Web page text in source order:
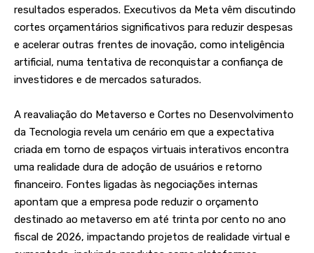
resultados esperados. Executivos da Meta vêm discutindo
cortes orçamentários significativos para reduzir despesas
e acelerar outras frentes de inovação, como inteligência
artificial, numa tentativa de reconquistar a confiança de
investidores e de mercados saturados.
A reavaliação do Metaverso e Cortes no Desenvolvimento
da Tecnologia revela um cenário em que a expectativa
criada em torno de espaços virtuais interativos encontra
uma realidade dura de adoção de usuários e retorno
financeiro. Fontes ligadas às negociações internas
apontam que a empresa pode reduzir o orçamento
destinado ao metaverso em até trinta por cento no ano
fiscal de 2026, impactando projetos de realidade virtual e